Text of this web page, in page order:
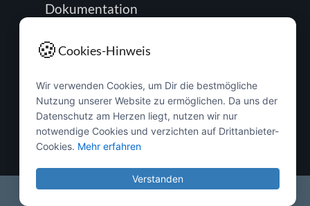
Dokumentation
Impressum
Datenschutz
Passwort zurücksetzen
Buchung verwalten
🍪Cookies-Hinweis
Wir verwenden Cookies, um Dir die bestmögliche
Nutzung unserer Website zu ermöglichen. Da uns der
Datenschutz am Herzen liegt, nutzen wir nur
notwendige Cookies und verzichten auf Drittanbieter-
Cookies. Mehr erfahren
Verstanden